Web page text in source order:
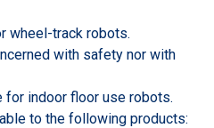
wheel-track robots.
with safety nor with
for indoor floor use robots.
to the following products: